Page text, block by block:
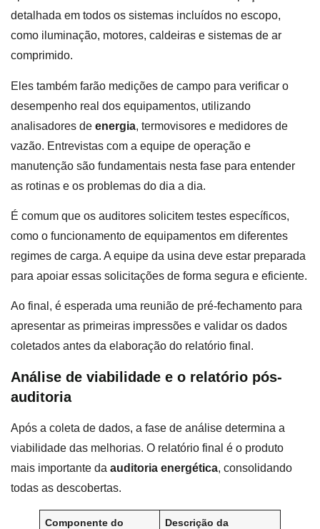
detalhada em todos os sistemas incluídos no escopo,
como iluminação, motores, caldeiras e sistemas de ar
comprimido.
Eles também farão medições de campo para verificar o
desempenho real dos equipamentos, utilizando
analisadores de energia, termovisores e medidores de
vazão. Entrevistas com a equipe de operação e
manutenção são fundamentais nesta fase para entender
as rotinas e os problemas do dia a dia.
É comum que os auditores solicitem testes específicos,
como o funcionamento de equipamentos em diferentes
regimes de carga. A equipe da usina deve estar preparada
para apoiar essas solicitações de forma segura e eficiente.
Ao final, é esperada uma reunião de pré-fechamento para
apresentar as primeiras impressões e validar os dados
coletados antes da elaboração do relatório final.
Análise de viabilidade e o relatório pós-
auditoria
Após a coleta de dados, a fase de análise determina a
viabilidade das melhorias. O relatório final é o produto
mais importante da auditoria energética, consolidando
todas as descobertas.
Componente do
Descrição da